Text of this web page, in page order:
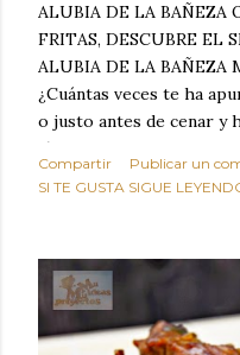
ALUBIA DE LA BAÑEZA
FRITAS, DESCUBRE EL
ALUBIA DE LA BAÑEZA
¿Cuántas veces te ha
o justo antes de cenar y
típicas patatas de bolsa,
ultraprocesados llenos
sabroso, con ese toque
satisface. Estas alubias
por completo tu forma
asociar las alubias
Compartir
Publicar un
SI TE GUSTA SIGUE